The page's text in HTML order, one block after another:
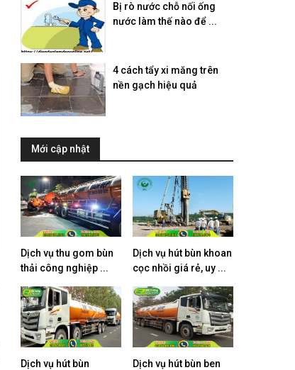
Bị rò nước chỗ nối ống
nước làm thế nào để ...
4 cách tẩy xi măng trên
nền gạch hiệu quả
Mới cập nhật
Dịch vụ thu gom bùn
thải công nghiệp ...
Dịch vụ hút bùn khoan
cọc nhồi giá rẻ, uy ...
Dịch vụ hút bùn
Dịch vụ hút bùn ben